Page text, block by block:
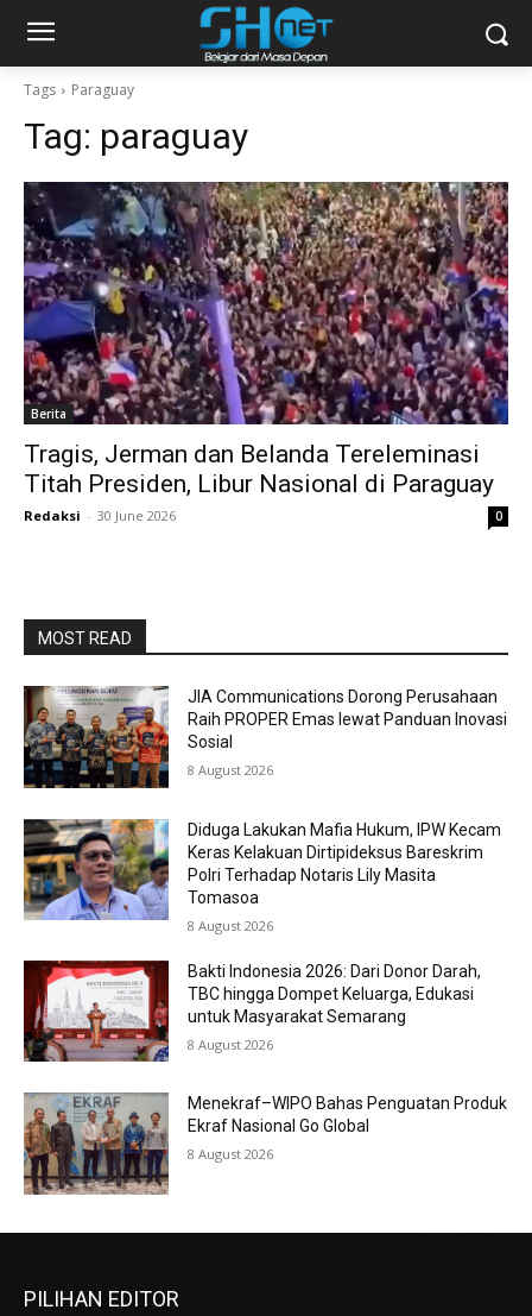
Tags Paraguay
Tag: paraguay
Berita
Tragis, Jerman dan Belanda Tereleminasi
Titah Presiden, Libur Nasional di Paraguay
Redaksi - 30 June 2026 0
MOST READ
JIA Communications Dorong Perusahaan
Raih PROPER Emas lewat Panduan Inovasi
Sosial
8 August 2026
Diduga Lakukan Mafia Hukum, IPW Kecam
Keras Kelakuan Dirtipideksus Bareskrim
Polri Terhadap Notaris Lily Masita
Tomasoa
8 August 2026
Bakti Indonesia 2026: Dari Donor Darah,
TBC hingga Dompet Keluarga, Edukasi
untuk Masyarakat Semarang
8 August 2026
Menekraf–WIPO Bahas Penguatan Produk
Ekraf Nasional Go Global
8 August 2026
PILIHAN EDITOR